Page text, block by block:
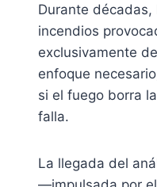
Durante
incendios
exclusivamente
enfoque
si el fuego borra
falla.
La llegada del